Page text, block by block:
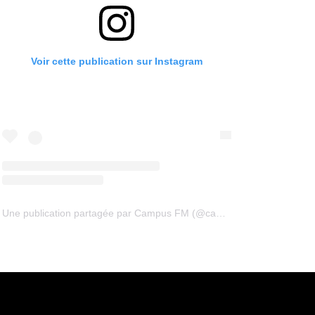
Voir cette publication sur Instagram